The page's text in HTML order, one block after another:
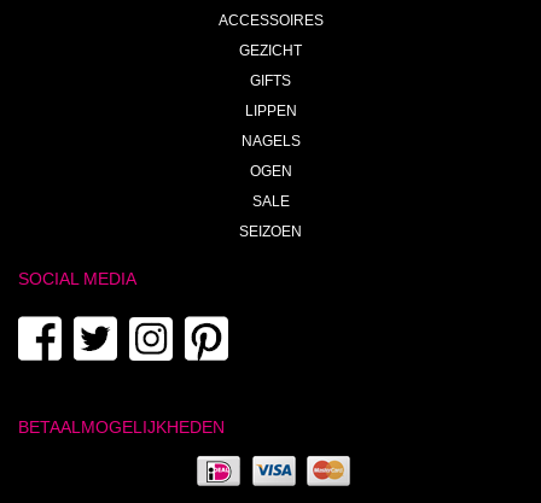
ACCESSOIRES
GEZICHT
GIFTS
LIPPEN
NAGELS
OGEN
SALE
SEIZOEN
SOCIAL MEDIA
BETAALMOGELIJKHEDEN